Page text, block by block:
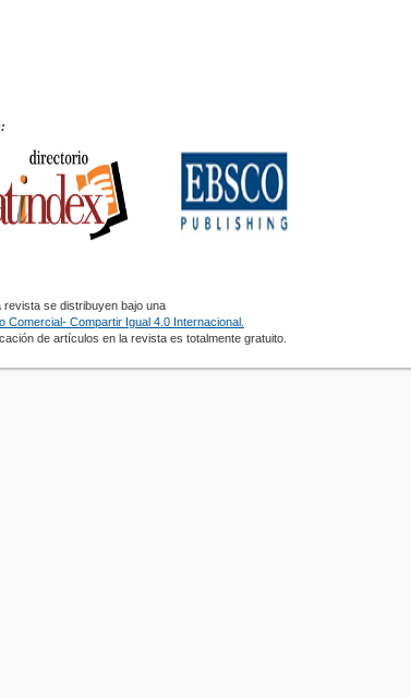
se distribuyen bajo una
Compartir Igual 4.0 Internacional.
de artículos en la revista es totalmente gratuito.